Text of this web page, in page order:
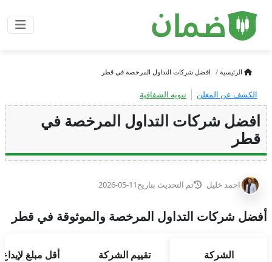
الرئيسية افضل شركات التداول المرخصة في قطر
الكشف عن المعلن تنويه الشفافية
افضل شركات التداول المرخصة في
قطر
احمد خليل تم التحديث بتاريخ2026-05-11
أفضل شركات التداول المرخصة والموثوقة في قطر
الشركة تقييم الشركة أقل مبلغ لإيداع